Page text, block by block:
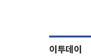
이투데이